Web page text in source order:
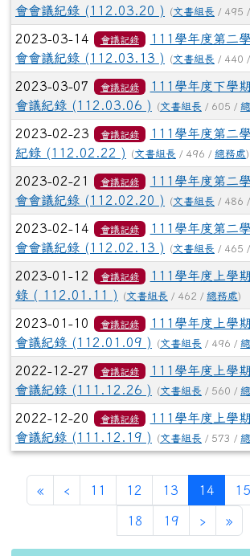
會會議紀錄 (112.03.20 )
(文書組長 / 495 /
2023-03-14 會議記錄
111學年度第二
會會議紀錄 (112.03.13 )
(文書組長 / 440 /
2023-03-07 會議記錄
111學年度下學
會議紀錄 (112.03.06 )
(文書組長 / 605 /
2023-02-23 會議記錄
111學年度第二
紀錄 (112.02.22 )
(文書組長 / 496 / 總務處)
2023-02-21 會議記錄
111學年度第二
會會議紀錄 (112.02.20 )
(文書組長 / 486 /
2023-02-14 會議記錄
111學年度第二
會會議紀錄 (112.02.13 )
(文書組長 / 465 /
2023-01-12 會議記錄
111學年度上學
錄 ( 112.01.11 )
(文書組長 / 462 / 總務處)
2023-01-10 會議記錄
111學年度上學
會議紀錄 (112.01.09 )
(文書組長 / 496 /
2022-12-27 會議記錄
111學年度上學
會議紀錄 (111.12.26 )
(文書組長 / 560 /
2022-12-20 會議記錄
111學年度上學
會議紀錄 (111.12.19 )
(文書組長 / 573 /
« ‹ 11 12 13 14 15
18 19 › »